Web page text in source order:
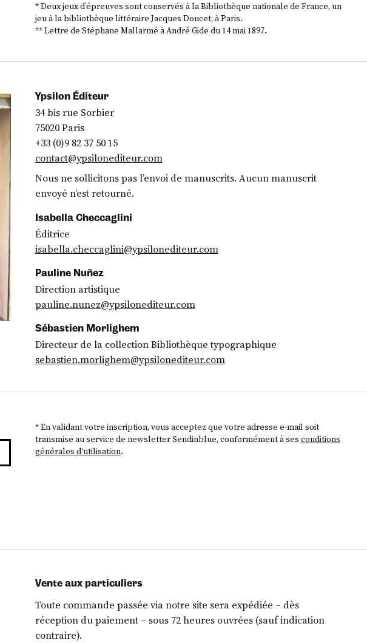
* Deux jeux d’épreuves sont conservés à la Bibliothèque nationale de France, un
jeu à la bibliothèque littéraire Jacques Doucet, à Paris.
** Lettre de Stéphane Mallarmé à André Gide du 14 mai 1897.
Ypsilon Éditeur
34 bis rue Sorbier
75020 Paris
+33 (0)9 82 37 50 15
contact@ypsilonediteur.com
Nous ne sollicitons pas l’envoi de manuscrits. Aucun manuscrit
envoyé n’est retourné.
Isabella Checcaglini
Éditrice
isabella.checcaglini@ypsilonediteur.com
Pauline Nuñez
Direction artistique
pauline.nunez@ypsilonediteur.com
Sébastien Morlighem
Directeur de la collection Bibliothèque typographique
sebastien.morlighem@ypsilonediteur.com
* En validant votre inscription, vous acceptez que votre adresse e-mail soit
transmise au service de newsletter Sendinblue, conformément à ses conditions
générales d'utilisation.
Vente aux particuliers
Toute commande passée via notre site sera expédiée – dès
réception du paiement – sous 72 heures ouvrées (sauf indication
contraire).